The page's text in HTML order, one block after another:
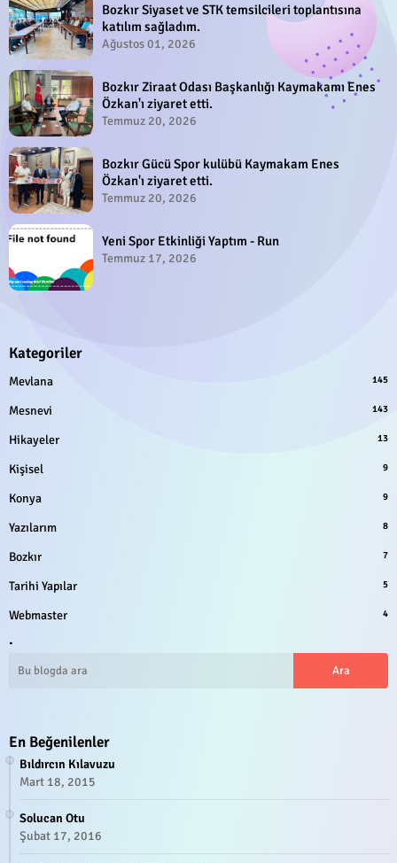
Bozkır Siyaset ve STK temsilcileri toplantısına
katılım sağladım.
Ağustos 01, 2026
Bozkır Ziraat Odası Başkanlığı Kaymakamı Enes
Özkan'ı ziyaret etti.
Temmuz 20, 2026
Bozkır Gücü Spor kulübü Kaymakam Enes
Özkan'ı ziyaret etti.
Temmuz 20, 2026
Yeni Spor Etkinliği Yaptım - Run
Temmuz 17, 2026
Kategoriler
Mevlana 145
Mesnevi 143
Hikayeler 13
Kişisel 9
Konya 9
Yazılarım 8
Bozkır 7
Tarihi Yapılar 5
Webmaster 4
.
En Beğenilenler
Bıldırcın Kılavuzu
Mart 18, 2015
Solucan Otu
Şubat 17, 2016